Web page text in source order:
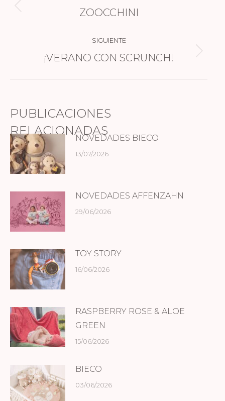
Publicación
ZOOCCHINI
SIGUIENTE
Publicación
¡VERANO CON SCRUNCH!
PUBLICACIONES
RELACIONADAS
NOVEDADES BIECO
13/07/2026
NOVEDADES AFFENZAHN
29/06/2026
TOY STORY
16/06/2026
RASPBERRY ROSE & ALOE
GREEN
15/06/2026
BIECO
03/06/2026